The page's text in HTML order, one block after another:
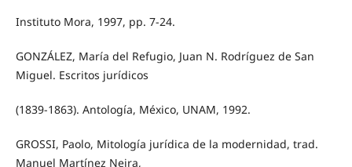
Instituto Mora, 1997, pp. 7-24.
GONZÁLEZ, María del Refugio, Juan N. Rodríguez de San
Miguel. Escritos jurídicos
(1839-1863). Antología, México, UNAM, 1992.
GROSSI, Paolo, Mitología jurídica de la modernidad, trad.
Manuel Martínez Neira,